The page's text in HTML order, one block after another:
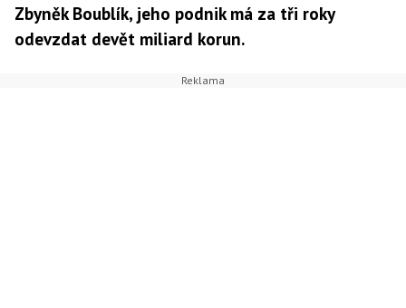
Zbyněk Boublík, jeho podnik má za tři roky
odevzdat devět miliard korun.